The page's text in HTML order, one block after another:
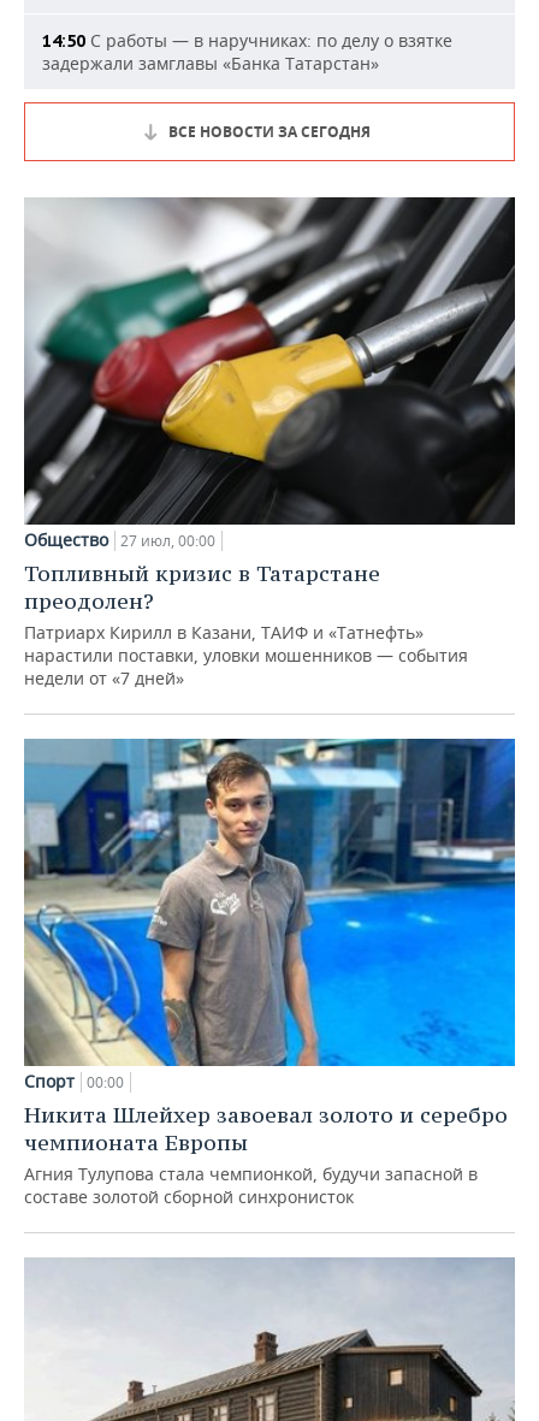
14:50 С работы — в наручниках: по делу о взятке
задержали замглавы «Банка Татарстан»
ВСЕ НОВОСТИ ЗА СЕГОДНЯ
Общество 27 июл, 00:00
Топливный кризис в Татарстане
преодолен?
Патриарх Кирилл в Казани, ТАИФ и «Татнефть»
нарастили поставки, уловки мошенников — события
недели от «7 дней»
Спорт 00:00
Никита Шлейхер завоевал золото и серебро
чемпионата Европы
Агния Тулупова стала чемпионкой, будучи запасной в
составе золотой сборной синхронисток